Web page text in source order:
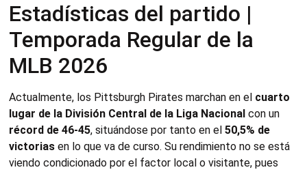
Estadísticas del partido |
Temporada Regular de la
MLB 2026
Actualmente, los Pittsburgh Pirates marchan en el cuarto
lugar de la División Central de la Liga Nacional con un
récord de 46-45, situándose por tanto en el 50,5% de
victorias en lo que va de curso. Su rendimiento no se está
viendo condicionado por el factor local o visitante, pues